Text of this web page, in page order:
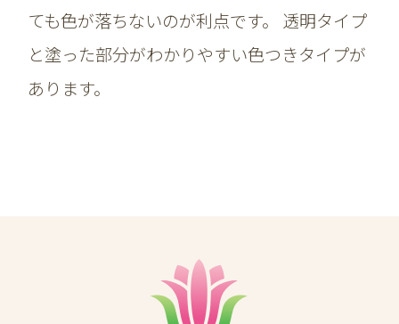
ても色が落ちないのが利点です。 透明タイプ
と塗った部分がわかりやすい色つきタイプが
あります。